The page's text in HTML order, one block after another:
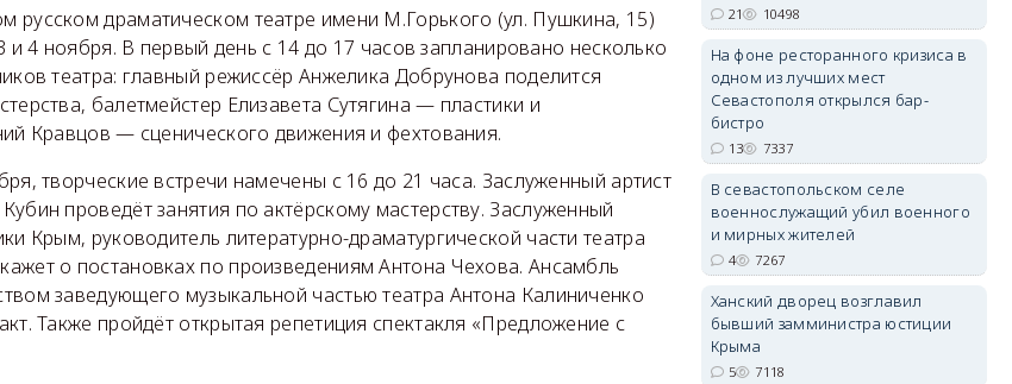
русском драматическом театре имени М.Горького (ул. Пушкина, 15)
и 4 ноября. В первый день с 14 до 17 часов запланировано несколько
театра: главный режиссёр Анжелика Добрунова поделится
балетмейстер Елизавета Сутягина — пластики и
Кравцов — сценического движения и фехтования.
творческие встречи намечены с 16 до 21 часа. Заслуженный артист
проведёт занятия по актёрскому мастерству. Заслуженный
Крым, руководитель литературно-драматургической части театра
о постановках по произведениям Антона Чехова. Ансамбль
заведующего музыкальной частью театра Антона Калиниченко
Также пройдёт открытая репетиция спектакля «Предложение с
erid: 2SDnjdvhGXG
21 10498
На фоне ресторанного кризиса в
одном из лучших мест
Севастополя открылся бар-
бистро
13 7337
В севастопольском селе
военнослужащий убил военного
и мирных жителей
4 7267
Ханский дворец возглавил
бывший замминистра юстиции
Крыма
5 7118